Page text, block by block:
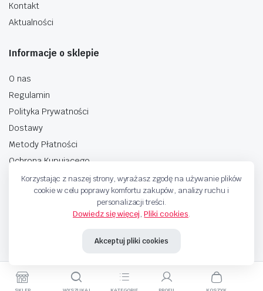
Kontakt
Aktualności
Informacje o sklepie
O nas
Regulamin
Polityka Prywatności
Dostawy
Metody Płatności
Ochrona Kupującego
Metody Płatnosci
Korzystając z naszej strony, wyrażasz zgodę na używanie plików
cookie w celu poprawy komfortu zakupów, analizy ruchu i
personalizacji treści.
Dowiedz się więcej,Pliki cookies.
Akceptuj pliki cookies